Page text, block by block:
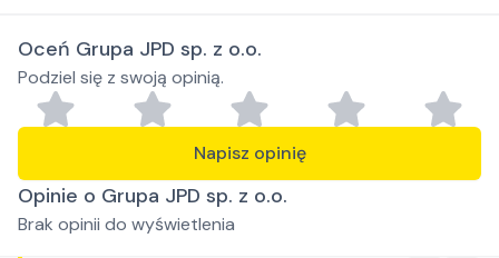
Oceń Grupa JPD sp. z o.o.
Podziel się z swoją opinią.
Napisz opinię
Opinie o Grupa JPD sp. z o.o.
Brak opinii do wyświetlenia